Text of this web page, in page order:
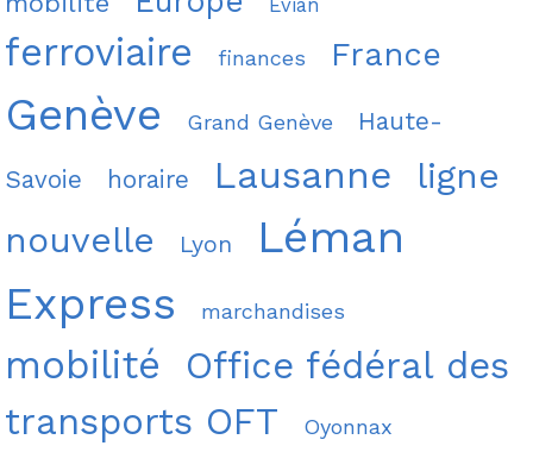
Evian
ferroviaire finances France
Genève Grand Genève Haute-
Savoie horaire Lausanne
ligne
nouvelle
Lyon
Léman
Express
marchandises
mobilité
Office fédéral des
transports OFT
Oyonnax